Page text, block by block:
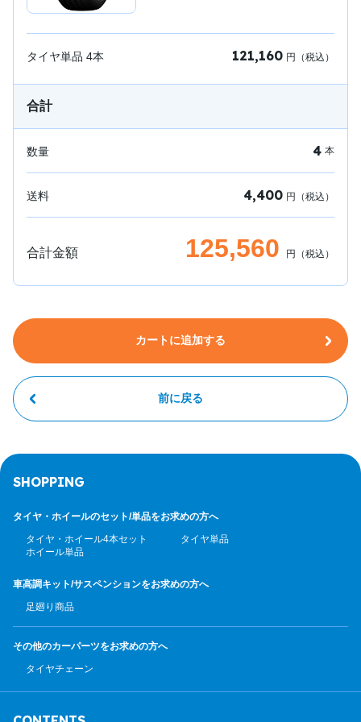
タイヤ単品 4本 121,160 円（税込）
合計
数量 4 本
送料 4,400 円（税込）
合計金額 125,560 円（税込）
カートに追加する
前に戻る
SHOPPING
タイヤ・ホイールのセット/単品をお求めの方へ
タイヤ・ホイール4本セット
タイヤ単品
ホイール単品
車高調キット/サスペンションをお求めの方へ
足廻り商品
その他のカーパーツをお求めの方へ
タイヤチェーン